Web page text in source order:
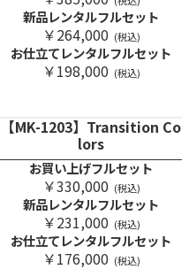
新品レンタルフルセット
￥264,000 (税込)
お仕立てレンタルフルセット
￥198,000 (税込)
【MK-1203】Transition Co
lors
お買い上げフルセット
￥330,000 (税込)
新品レンタルフルセット
￥231,000 (税込)
お仕立てレンタルフルセット
￥176,000 (税込)